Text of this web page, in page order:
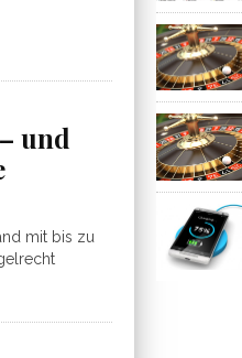
und
mit bis zu